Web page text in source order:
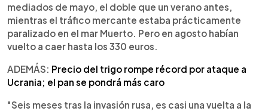
mediados de mayo, el doble que un verano antes,
mientras el tráfico mercante estaba prácticamente
paralizado en el mar Muerto. Pero en agosto habían
vuelto a caer hasta los 330 euros.
ADEMÁS: Precio del trigo rompe récord por ataque a
Ucrania; el pan se pondrá más caro
"Seis meses tras la invasión rusa, es casi una vuelta a la